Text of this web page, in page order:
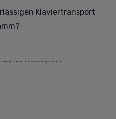
Klaviertransport